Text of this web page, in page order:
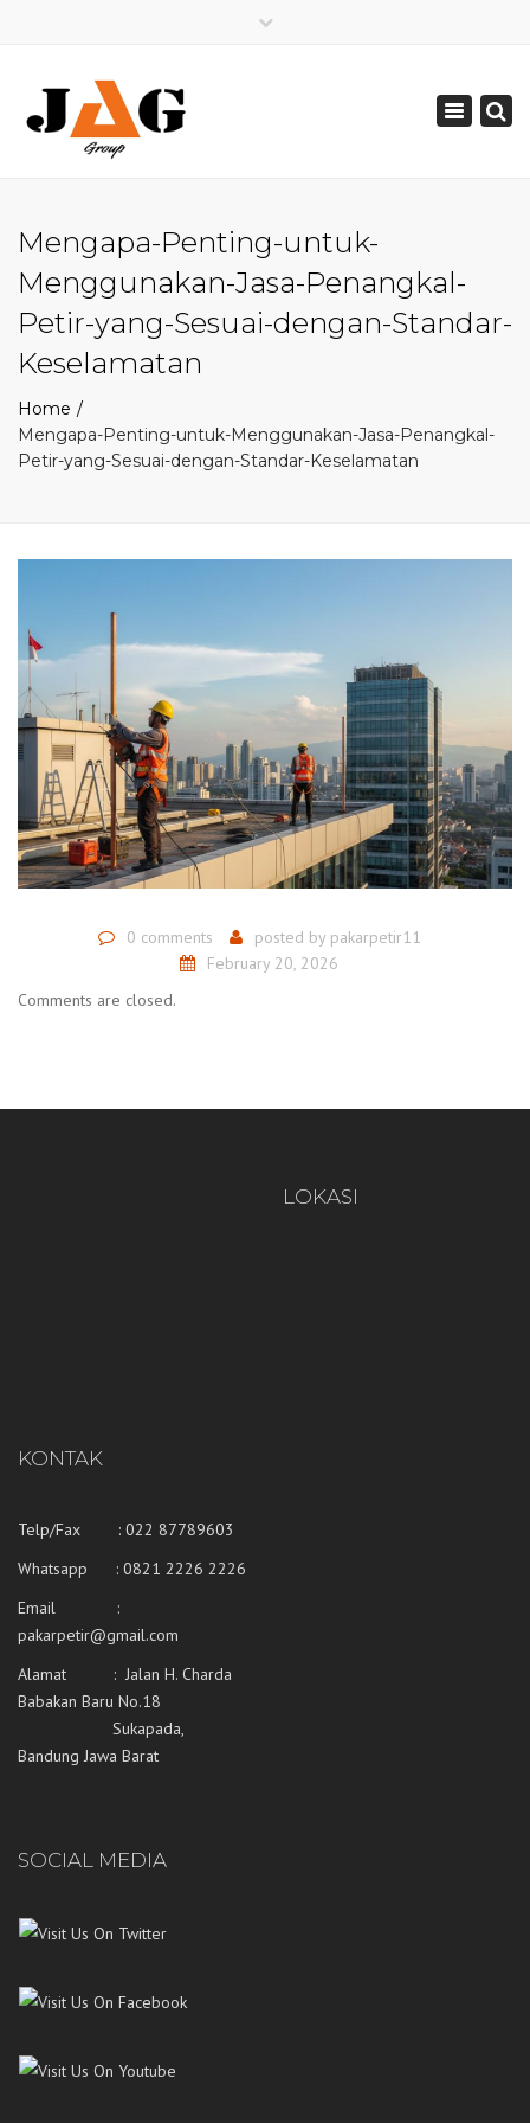
Toggle
Mengapa-Penting-untuk-
Menggunakan-Jasa-Penangkal-
Petir-yang-Sesuai-dengan-Standar-
Keselamatan
Home
Mengapa-Penting-untuk-Menggunakan-Jasa-Penangkal-
Petir-yang-Sesuai-dengan-Standar-Keselamatan
0 comments posted by pakarpetir11
February 20, 2026
Comments are closed.
LOKASI
KONTAK
Telp/Fax : 022 87789603
Whatsapp : 0821 2226 2226
Email :
pakarpetir@gmail.com
Alamat : Jalan H. Charda
Babakan Baru No.18
Sukapada,
Bandung Jawa Barat
SOCIAL MEDIA